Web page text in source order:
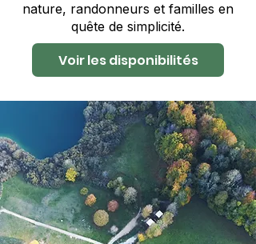
nature, randonneurs et familles en
quête de simplicité.
Voir les disponibilités